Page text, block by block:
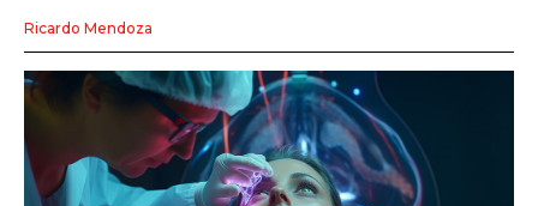
Ricardo Mendoza